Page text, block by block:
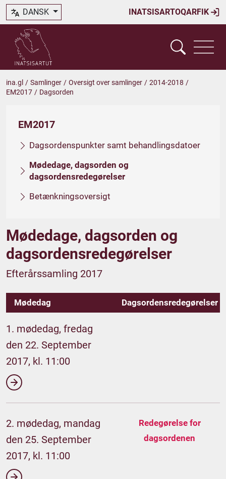
INATSISARTOQARFIK
DANSK
ina.gl / Samlinger / Oversigt over samlinger / 2014-2018 /
EM2017 / Dagsorden
EM2017
Dagsordenspunkter samt behandlingsdatoer
Mødedage, dagsorden og
dagsordensredegørelser
Betænkningsoversigt
Mødedage, dagsorden og
dagsordensredegørelser
Efterårssamling 2017
Mødedag Dagsordensredegørelser
1. mødedag, fredag
den 22. September
2017, kl. 11:00
2. mødedag, mandag
den 25. September
2017, kl. 11:00
Redegørelse for
dagsordenen